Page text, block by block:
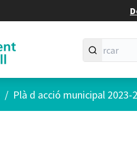
/ Plà d acció municipal 2023-